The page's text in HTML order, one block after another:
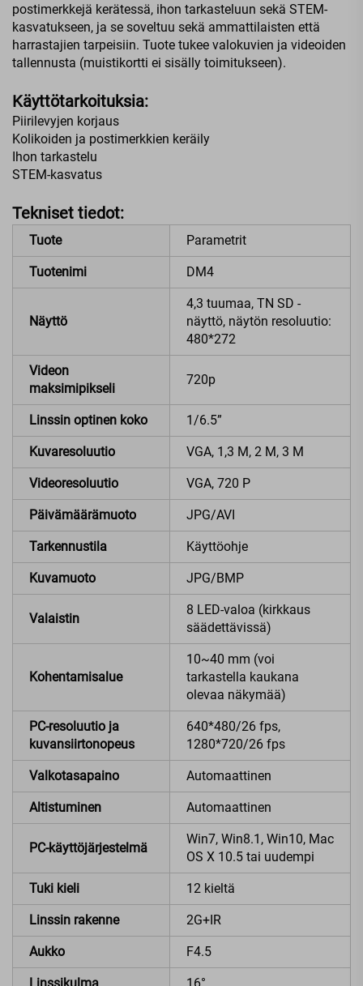
postimerkkejä kerätessä, ihon tarkasteluun sekä STEM-
kasvatukseen, ja se soveltuu sekä ammattilaisten että
harrastajien tarpeisiin. Tuote tukee valokuvien ja videoiden
tallennusta (muistikortti ei sisälly toimitukseen).
Käyttötarkoituksia:
Piirilevyjen korjaus
Kolikoiden ja postimerkkien keräily
Ihon tarkastelu
STEM-kasvatus
Tekniset tiedot:
Tuote Parametrit
Tuotenimi DM4
Näyttö
4,3 tuumaa, TN SD -
näyttö, näytön resoluutio:
480*272
Videon
maksimipikseli
720p
Linssin optinen koko 1/6.5”
Kuvaresoluutio VGA, 1,3 M, 2 M, 3 M
Videoresoluutio VGA, 720 P
Päivämäärämuoto JPG/AVI
Tarkennustila Käyttöohje
Kuvamuoto JPG/BMP
Valaistin
8 LED-valoa (kirkkaus
säädettävissä)
Kohentamisalue
10~40 mm (voi
tarkastella kaukana
olevaa näkymää)
PC-resoluutio ja
kuvansiirtonopeus
640*480/26 fps,
1280*720/26 fps
Valkotasapaino Automaattinen
Altistuminen Automaattinen
PC-käyttöjärjestelmä
Win7, Win8.1, Win10, Mac
OS X 10.5 tai uudempi
Tuki kieli 12 kieltä
Linssin rakenne 2G+IR
Aukko F4.5
Linssikulma 16°